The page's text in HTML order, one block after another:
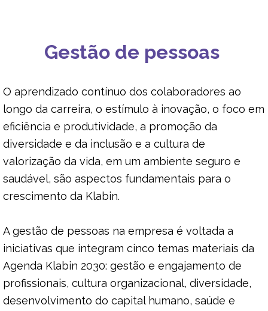
DIVERSIDADE
DESENVOLVIMENTO DO CAPITAL HUMANO
SAÚDE E SEGURANÇA DO TRABALHO
Gestão de pessoas
O aprendizado contínuo dos colaboradores ao
longo da carreira, o estímulo à inovação, o foco em
eficiência e produtividade, a promoção da
diversidade e da inclusão e a cultura de
valorização da vida, em um ambiente seguro e
saudável, são aspectos fundamentais para o
crescimento da Klabin.
A gestão de pessoas na empresa é voltada a
iniciativas que integram cinco temas materiais da
Agenda Klabin 2030: gestão e engajamento de
profissionais, cultura organizacional, diversidade,
desenvolvimento do capital humano, saúde e